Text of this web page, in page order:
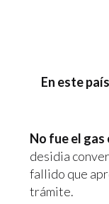
En este
No fue el gas
desidia
fallido que
trámite.